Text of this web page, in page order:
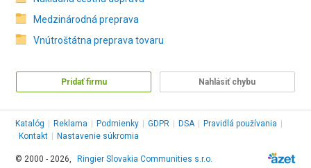
Medzinárodná preprava
Vnútroštátna preprava tovaru
Pridať firmu Nahlásiť chybu
Katalóg Reklama Podmienky GDPR DSA Pravidlá používania
Kontakt
Nastavenie súkromia
© 2000 - 2026, Ringier Slovakia Communities s.r.o.